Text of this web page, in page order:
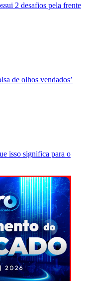
2 desafios pela frente
de olhos vendados’
isso significa para o